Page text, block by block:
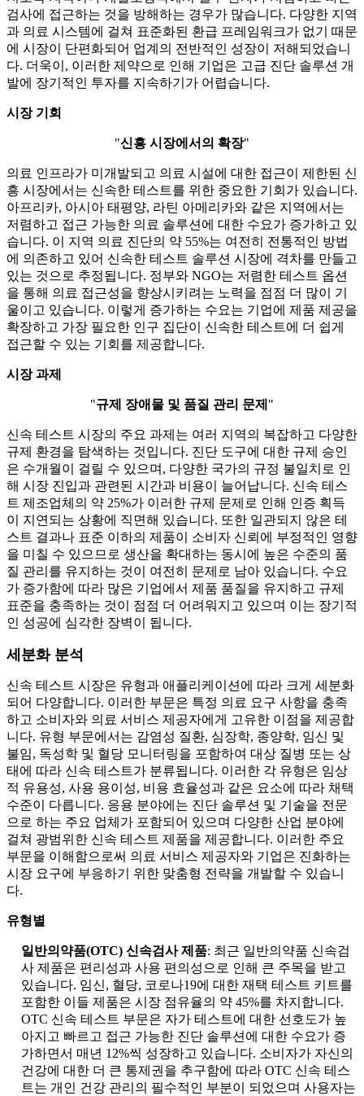
검사에 접근하는 것을 방해하는 경우가 많습니다. 다양한 지역
과 의료 시스템에 걸쳐 표준화된 환급 프레임워크가 없기 때문
에 시장이 단편화되어 업계의 전반적인 성장이 저해되었습니
다. 더욱이, 이러한 제약으로 인해 기업은 고급 진단 솔루션 개
발에 장기적인 투자를 지속하기가 어렵습니다.
시장 기회
"신흥 시장에서의 확장"
의료 인프라가 미개발되고 의료 시설에 대한 접근이 제한된 신
흥 시장에서는 신속한 테스트를 위한 중요한 기회가 있습니다.
아프리카, 아시아 태평양, 라틴 아메리카와 같은 지역에서는
저렴하고 접근 가능한 의료 솔루션에 대한 수요가 증가하고 있
습니다. 이 지역 의료 진단의 약 55%는 여전히 전통적인 방법
에 의존하고 있어 신속한 테스트 솔루션 시장에 격차를 만들고
있는 것으로 추정됩니다. 정부와 NGO는 저렴한 테스트 옵션
을 통해 의료 접근성을 향상시키려는 노력을 점점 더 많이 기
울이고 있습니다. 이렇게 증가하는 수요는 기업에 제품 제공을
확장하고 가장 필요한 인구 집단이 신속한 테스트에 더 쉽게
접근할 수 있는 기회를 제공합니다.
시장 과제
"규제 장애물 및 품질 관리 문제 "
신속 테스트 시장의 주요 과제는 여러 지역의 복잡하고 다양한
규제 환경을 탐색하는 것입니다. 진단 도구에 대한 규제 승인
은 수개월이 걸릴 수 있으며, 다양한 국가의 규정 불일치로 인
해 시장 진입과 관련된 시간과 비용이 늘어납니다. 신속 테스
트 제조업체의 약 25%가 이러한 규제 문제로 인해 인증 획득
이 지연되는 상황에 직면해 있습니다. 또한 일관되지 않은 테
스트 결과나 표준 이하의 제품이 소비자 신뢰에 부정적인 영향
을 미칠 수 있으므로 생산을 확대하는 동시에 높은 수준의 품
질 관리를 유지하는 것이 여전히 문제로 남아 있습니다. 수요
가 증가함에 따라 많은 기업에서 제품 품질을 유지하고 규제
표준을 충족하는 것이 점점 더 어려워지고 있으며 이는 장기적
인 성공에 심각한 장벽이 됩니다.
세분화 분석
신속 테스트 시장은 유형과 애플리케이션에 따라 크게 세분화
되어 다양합니다. 이러한 부문은 특정 의료 요구 사항을 충족
하고 소비자와 의료 서비스 제공자에게 고유한 이점을 제공합
니다. 유형 부문에서는 감염성 질환, 심장학, 종양학, 임신 및
불임, 독성학 및 혈당 모니터링을 포함하여 대상 질병 또는 상
태에 따라 신속 테스트가 분류됩니다. 이러한 각 유형은 임상
적 유용성, 사용 용이성, 비용 효율성과 같은 요소에 따라 채택
수준이 다릅니다. 응용 분야에는 진단 솔루션 및 기술을 전문
으로 하는 주요 업체가 포함되어 있으며 다양한 산업 분야에
걸쳐 광범위한 신속 테스트 제품을 제공합니다. 이러한 주요
부문을 이해함으로써 의료 서비스 제공자와 기업은 진화하는
시장 요구에 부응하기 위한 맞춤형 전략을 개발할 수 있습니
다.
유형별
일반의약품(OTC) 신속검사 제품: 최근 일반의약품 신속검
사 제품은 편리성과 사용 편의성으로 인해 큰 주목을 받고
있습니다. 임신, 혈당, 코로나19에 대한 재택 테스트 키트를
포함한 이들 제품은 시장 점유율의 약 45%를 차지합니다.
OTC 신속 테스트 부문은 자가 테스트에 대한 선호도가 높
아지고 빠르고 접근 가능한 진단 솔루션에 대한 수요가 증
가하면서 매년 12%씩 성장하고 있습니다. 소비자가 자신의
건강에 대한 더 큰 통제권을 추구함에 따라 OTC 신속 테스
트는 개인 건강 관리의 필수적인 부분이 되었으며 사용자는